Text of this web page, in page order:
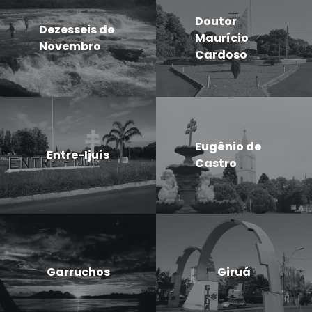
Dezesseis de
Novembro
Doutor
Maurício
Cardoso
Entre-Ijuís
Eugênio de
Castro
Garruchos Giruá